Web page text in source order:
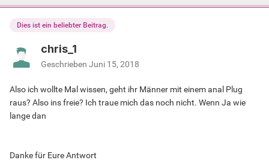
Dies ist ein beliebter Beitrag.
chris_1
Geschrieben Juni 15, 2018
Also ich wollte Mal wissen, geht ihr Männer mit einem anal Plug
raus? Also ins freie? Ich traue mich das noch nicht. Wenn Ja wie
lange dan
Danke für Eure Antwort